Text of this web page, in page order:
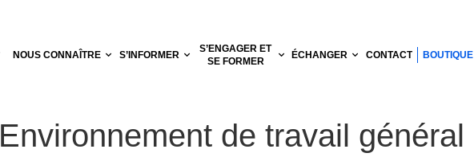
NOUS CONNAÎTRE S’INFORMER
S’ENGAGER ET
SE FORMER
ÉCHANGER CONTACT BOUTIQUE
Environnement de travail général